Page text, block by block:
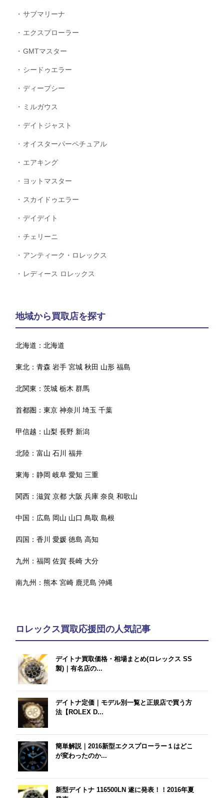
サブマリーナ
エクスプローラー
GMTマスター
シードゥエラー
ディープシー
ミルガウス
デイトジャスト
オイスターパーペチュアル
エアキング
ヨットマスター
スカイドゥエラー
デイデイト
チェリーニ
アンティーク・ロレックス
レディース ロレックス
地域から買取店を探す
北海道：北海道
東北：青森 岩手 宮城 秋田 山形 福島
北関東：茨城 栃木 群馬
首都圏：東京 神奈川 埼玉 千葉
甲信越： 山梨 長野 新潟
北陸：富山 石川 福井
東海：静岡 岐阜 愛知 三重
関西：滋賀 京都 大阪 兵庫 奈良 和歌山
中国： 広島 岡山 山口 鳥取 島根
四国：香川 愛媛 徳島 高知
九州：福岡 佐賀 長崎 大分
南九州：熊本 宮崎 鹿児島 沖縄
ロレックス買取応援団の人気記事
デイトナ買取価格・相場まとめ(ロレックス SS
製)｜有名店の...
デイトナ定価｜モデル別一覧と正規店で買う方
法【ROLEX D...
簡単解説｜2016新型エクスプローラー１はどこ
が変わったのか...
新型デイトナ 116500LN 遂に発表！！2016年夏